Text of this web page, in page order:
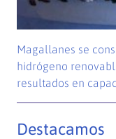
Magallanes se
hidrógeno
resultados en
Destacamos